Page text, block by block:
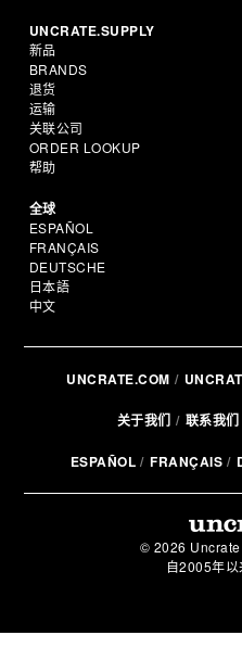
UNCRATE.SUPPLY
新品
BRANDS
退货
运输
关联公司
ORDER LOOKUP
帮助
全球
ESPAÑOL
FRANÇAIS
DEUTSCHE
日本語
中文
UNCRATE.COM
关于我们 联系我们
ESPAÑOL FRANÇAIS
© 2026 Uncrate
自2005年以